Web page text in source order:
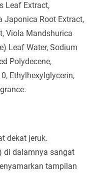
Leaf Extract,
Japonica Root Extract,
Viola Mandshurica
Leaf Water, Sodium
Polydecene,
Ethylhexylglycerin,
dekat jeruk.
di dalamnya sangat
tampilan